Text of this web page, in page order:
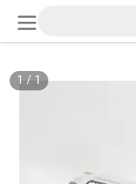
1
/
1